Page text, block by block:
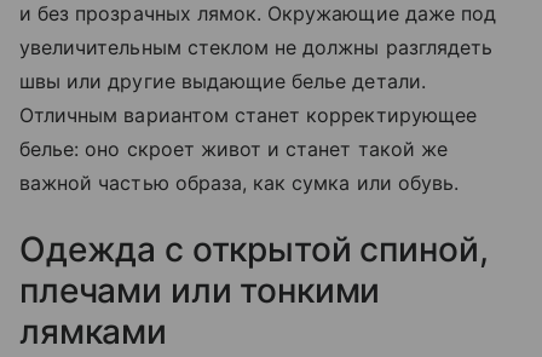
и без прозрачных лямок. Окружающие даже под
увеличительным стеклом не должны разглядеть
швы или другие выдающие белье детали.
Отличным вариантом станет корректирующее
белье: оно скроет живот и станет такой же
важной частью образа, как сумка или обувь.
Одежда с открытой спиной,
плечами или тонкими
лямками